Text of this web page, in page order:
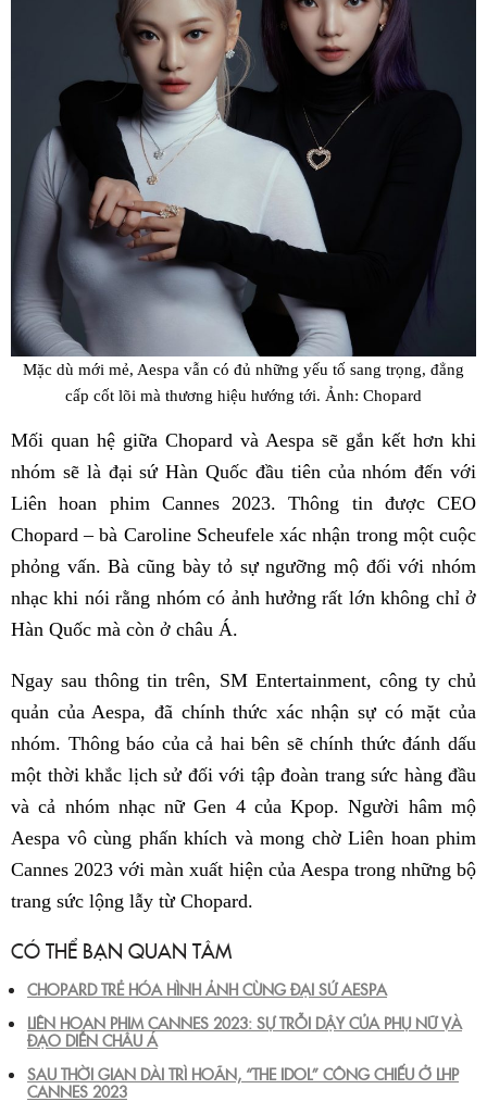
Mặc dù mới mẻ, Aespa vẫn có đủ những yếu tố sang trọng, đẳng
cấp cốt lõi mà thương hiệu hướng tới. Ảnh: Chopard
Mối quan hệ giữa Chopard và Aespa sẽ gắn kết hơn khi
nhóm sẽ là đại sứ Hàn Quốc đầu tiên của nhóm đến với
Liên hoan phim Cannes 2023. Thông tin được CEO
Chopard – bà Caroline Scheufele xác nhận trong một cuộc
phỏng vấn. Bà cũng bày tỏ sự ngưỡng mộ đối với nhóm
nhạc khi nói rằng nhóm có ảnh hưởng rất lớn không chỉ ở
Hàn Quốc mà còn ở châu Á.
Ngay sau thông tin trên, SM Entertainment, công ty chủ
quản của Aespa, đã chính thức xác nhận sự có mặt của
nhóm. Thông báo của cả hai bên sẽ chính thức đánh dấu
một thời khắc lịch sử đối với tập đoàn trang sức hàng đầu
và cả nhóm nhạc nữ Gen 4 của Kpop. Người hâm mộ
Aespa vô cùng phấn khích và mong chờ Liên hoan phim
Cannes 2023 với màn xuất hiện của Aespa trong những bộ
trang sức lộng lẫy từ Chopard.
CÓ THỂ BẠN QUAN TÂM
CHOPARD TRẺ HÓA HÌNH ẢNH CÙNG ĐẠI SỨ AESPA
LIÊN HOAN PHIM CANNES 2023: SỰ TRỖI DẬY CỦA PHỤ NỮ VÀ
ĐẠO DIỄN CHÂU Á
SAU THỜI GIAN DÀI TRÌ HOÃN, “THE IDOL” CÔNG CHIẾU Ở LHP
CANNES 2023